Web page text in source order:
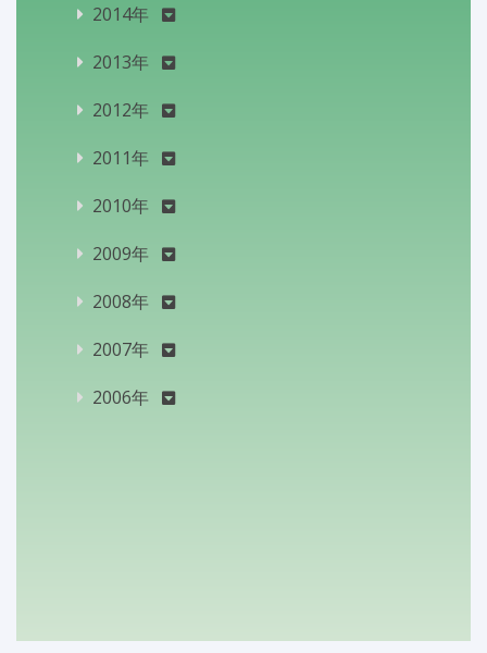
2014年
2013年
2012年
2011年
2010年
2009年
2008年
2007年
2006年